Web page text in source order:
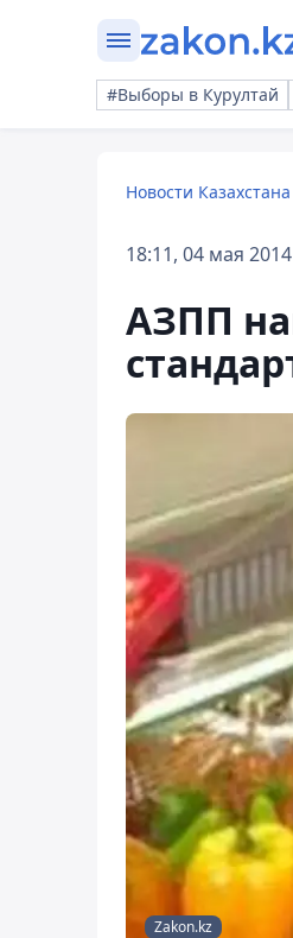
#Выборы в Курултай
Новости
18:11, 04 мая 2014
АЗПП
Zakon.kz